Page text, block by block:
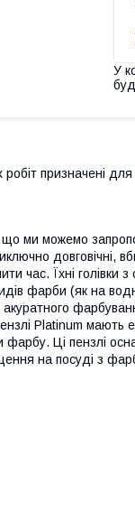
У
робіт призначені
ми можемо
час. Їхні
фарби (як на
Platinum мають
Ці пензлі
на посуді з